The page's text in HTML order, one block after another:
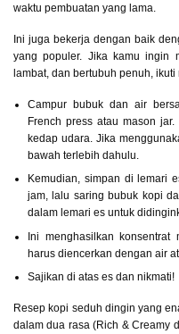
waktu pembuatan yang lama.
Ini juga bekerja dengan baik
yang populer. Jika kamu ingin
lambat, dan bertubuh penuh, ikuti
Campur bubuk dan air
French press atau mason
kedap udara. Jika
bawah terlebih dahulu.
Kemudian, simpan di lemari
jam, lalu saring bubuk kopi
dalam lemari es untuk
Ini menghasilkan
harus diencerkan dengan air
Sajikan di atas es dan nikmati!
Resep kopi seduh dingin yang
dalam dua rasa (Rich & Creamy